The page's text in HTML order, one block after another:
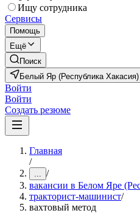
Ищу сотрудника
Сервисы
Помощь
Ещё
Поиск
Белый Яр (Республика Хакасия)
Войти
Войти
Создать резюме
Главная
/
... /
вакансии в Белом Яре
тракторист-машинист/
вахтовый метод